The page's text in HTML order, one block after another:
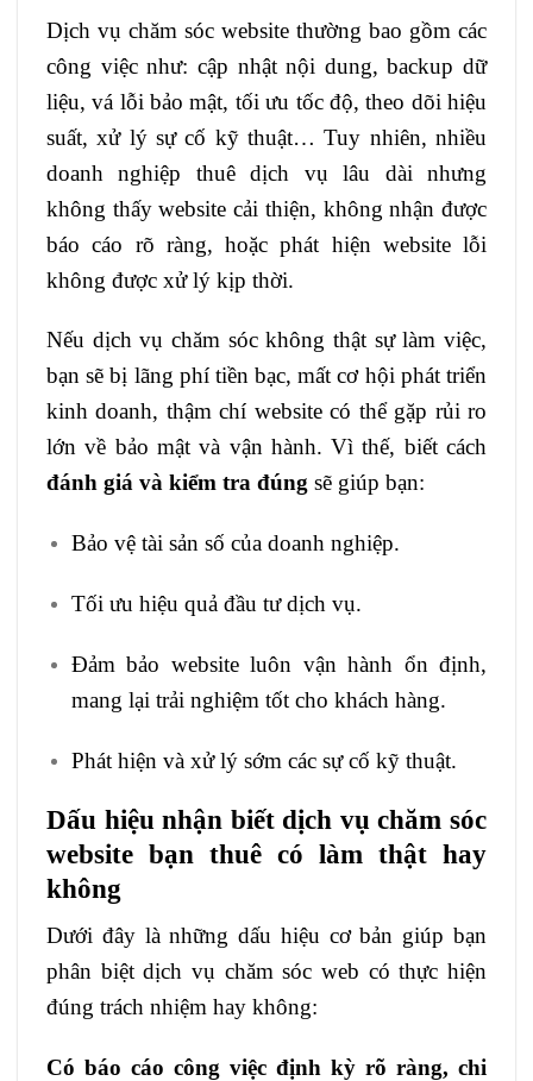
Dịch vụ chăm sóc website thường bao gồm các
công việc như: cập nhật nội dung, backup dữ
liệu, vá lỗi bảo mật, tối ưu tốc độ, theo dõi hiệu
suất, xử lý sự cố kỹ thuật… Tuy nhiên, nhiều
doanh nghiệp thuê dịch vụ lâu dài nhưng
không thấy website cải thiện, không nhận được
báo cáo rõ ràng, hoặc phát hiện website lỗi
không được xử lý kịp thời.
Nếu dịch vụ chăm sóc không thật sự làm việc,
bạn sẽ bị lãng phí tiền bạc, mất cơ hội phát triển
kinh doanh, thậm chí website có thể gặp rủi ro
lớn về bảo mật và vận hành. Vì thế, biết cách
đánh giá và kiểm tra đúng sẽ giúp bạn:
Bảo vệ tài sản số của doanh nghiệp.
Tối ưu hiệu quả đầu tư dịch vụ.
Đảm bảo website luôn vận hành ổn định,
mang lại trải nghiệm tốt cho khách hàng.
Phát hiện và xử lý sớm các sự cố kỹ thuật.
Dấu hiệu nhận biết dịch vụ chăm sóc
website bạn thuê có làm thật hay
không
Dưới đây là những dấu hiệu cơ bản giúp bạn
phân biệt dịch vụ chăm sóc web có thực hiện
đúng trách nhiệm hay không:
Có báo cáo công việc định kỳ rõ ràng, chi